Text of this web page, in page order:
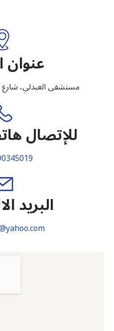
عنوان
مستشفى العبدلي، شارع
للإتصال
البريد